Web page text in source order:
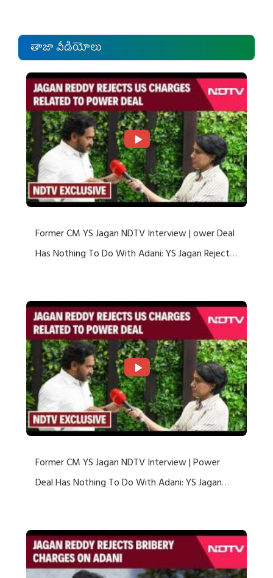
తాజా వీడియోలు
Former CM YS Jagan NDTV Interview | ower Deal
Has Nothing To Do With Adani: YS Jagan Rejects
Former CM YS Jagan NDTV Interview | Power
Deal Has Nothing To Do With Adani: YS Jagan